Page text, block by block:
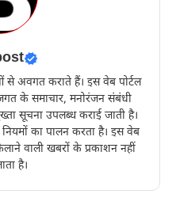
से अवगत कराते हैं। इस वेब पोर्टल
के समाचार, मनोरंजन संबंधी
सूचना उपलब्ध कराई जाती है।
का पालन करता है। इस वेब
वाली खबरों के प्रकाशन नहीं
है।